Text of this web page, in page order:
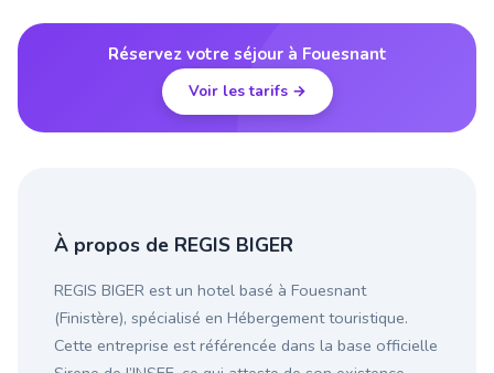
Réservez votre séjour à Fouesnant
Voir les tarifs →
À propos de REGIS BIGER
REGIS BIGER est un hotel basé à Fouesnant
(Finistère), spécialisé en Hébergement touristique.
Cette entreprise est référencée dans la base officielle